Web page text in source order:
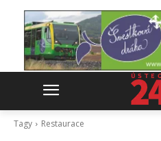
Tagy Restaurace